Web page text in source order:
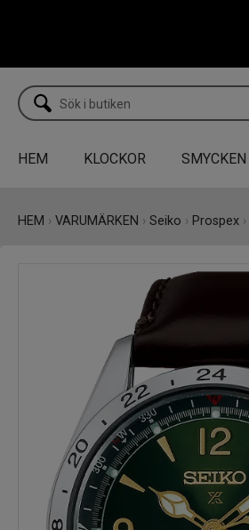
HEM KLOCKOR SMYCKEN
HEM › VARUMÄRKEN › Seiko › Prospex ›